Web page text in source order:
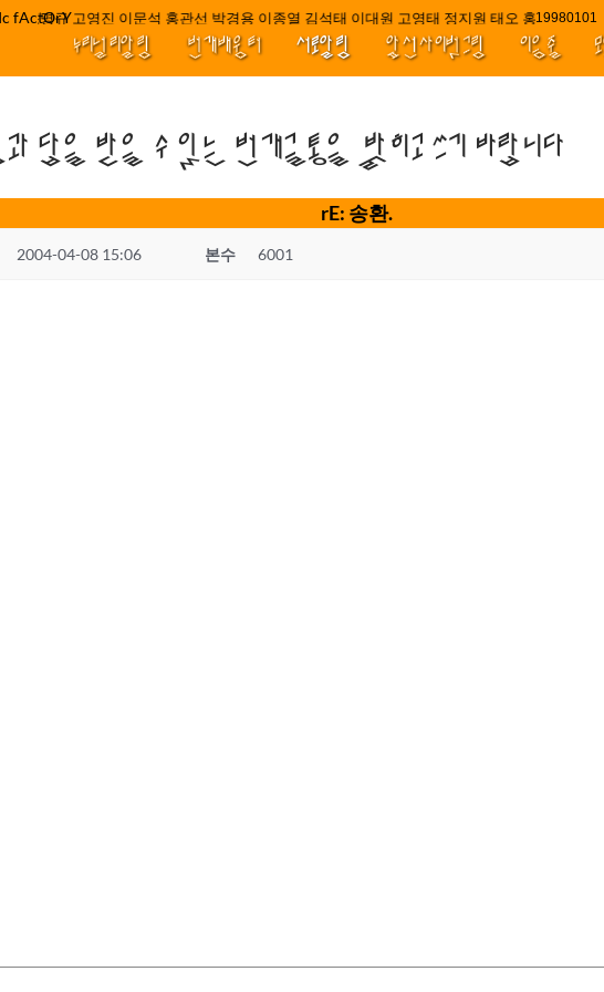
fActOrY
관 조명규 고영진 이문석 홍관선 박경용 이종열 김석태 이대원 고영태 정지원 태오 홍 최윤호
19980101
////
누리널리알림 번개배움터 서로알림 앞선사이벗그림 이음줄
을 받을 수 있는 번개글통을 밝히고 쓰기 바랍니다
rE: 송환.
2004-04-08 15:06 본수 6001